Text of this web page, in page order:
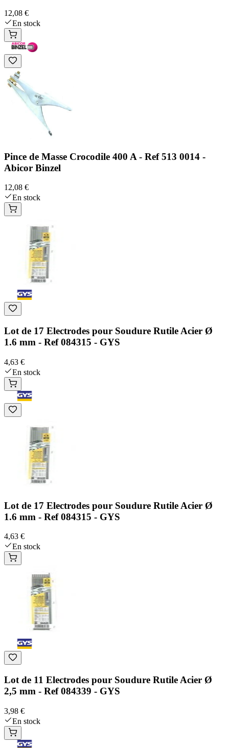
12,08 €
En stock
Pince de Masse Crocodile 400 A - Ref 513 0014 -
Abicor Binzel
12,08 €
En stock
Lot de 17 Electrodes pour Soudure Rutile Acier Ø
1.6 mm - Ref 084315 - GYS
4,63 €
En stock
Lot de 17 Electrodes pour Soudure Rutile Acier Ø
1.6 mm - Ref 084315 - GYS
4,63 €
En stock
Lot de 11 Electrodes pour Soudure Rutile Acier Ø
2,5 mm - Ref 084339 - GYS
3,98 €
En stock